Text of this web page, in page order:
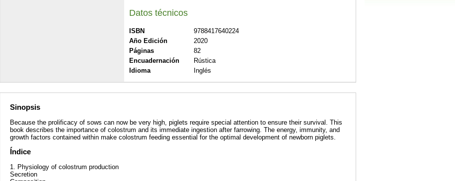
Datos técnicos
ISBN
9788417640224
Año Edición
2020
Páginas
82
Encuadernación
Rústica
Idioma
Inglés
Sinopsis
Because the prolificacy of sows can now be very high, piglets require special attention to ensure their survival. This
book describes the importance of colostrum and its immediate ingestion after farrowing. The energy, immunity, and
growth factors contained within make colostrum feeding essential for the optimal development of newborn piglets.
Índice
1. Physiology of colostrum production
Secretion